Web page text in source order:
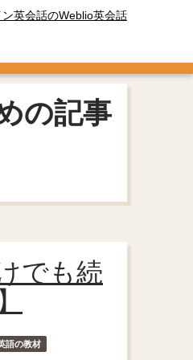
英会話のWeblio英会話
の記事
でも続
語の教材